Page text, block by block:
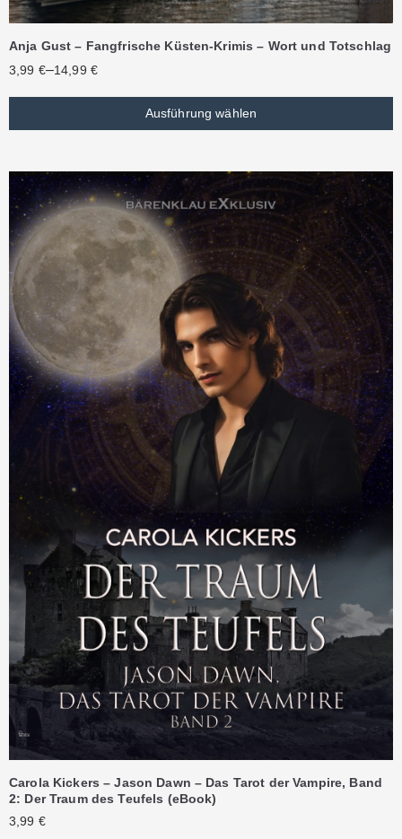
Anja Gust – Fangfrische Küsten-Krimis – Wort und Totschlag
3,99 €–14,99 €
Ausführung wählen
Carola Kickers – Jason Dawn – Das Tarot der Vampire, Band
2: Der Traum des Teufels (eBook)
3,99 €